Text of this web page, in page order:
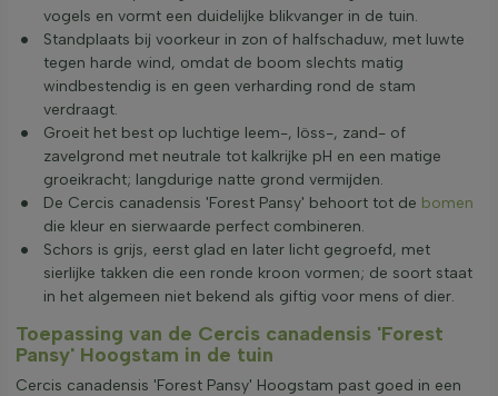
vogels en vormt een duidelijke blikvanger in de tuin.
Standplaats bij voorkeur in zon of halfschaduw, met luwte
tegen harde wind, omdat de boom slechts matig
windbestendig is en geen verharding rond de stam
verdraagt.
Groeit het best op luchtige leem-, löss-, zand- of
zavelgrond met neutrale tot kalkrijke pH en een matige
groeikracht; langdurige natte grond vermijden.
De Cercis canadensis 'Forest Pansy' behoort tot de bomen
die kleur en sierwaarde perfect combineren.
Schors is grijs, eerst glad en later licht gegroefd, met
sierlijke takken die een ronde kroon vormen; de soort staat
in het algemeen niet bekend als giftig voor mens of dier.
Toepassing van de Cercis canadensis 'Forest
Pansy' Hoogstam in de tuin
Cercis canadensis 'Forest Pansy' Hoogstam past goed in een